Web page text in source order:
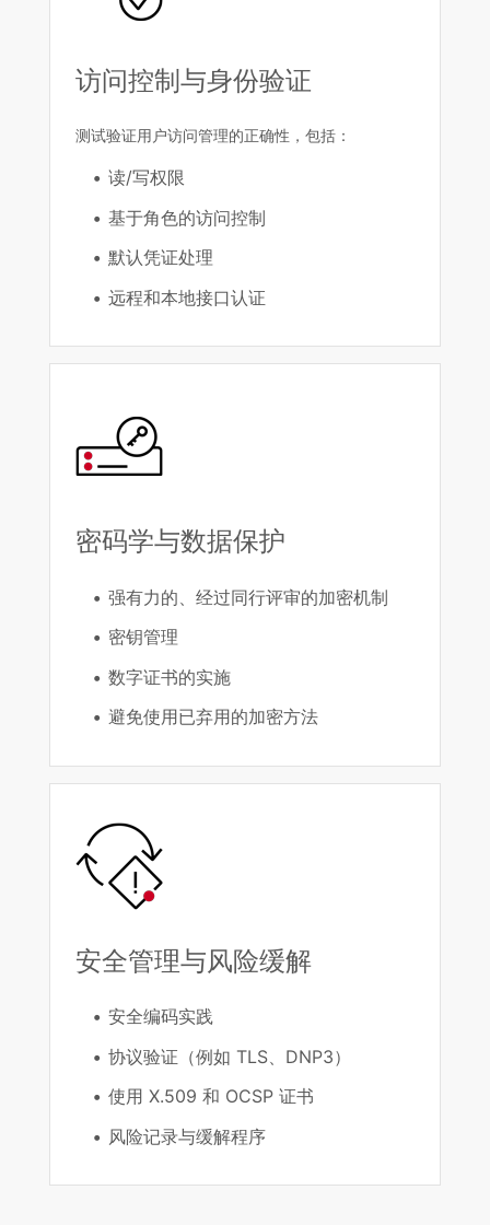
访问控制与身份验证
测试验证用户访问管理的正确性，包括：
读/写权限
基于角色的访问控制
默认凭证处理
远程和本地接口认证
密码学与数据保护
强有力的、经过同行评审的加密机制
密钥管理
数字证书的实施
避免使用已弃用的加密方法
安全管理与风险缓解
安全编码实践
协议验证（例如 TLS、DNP3）
使用 X.509 和 OCSP 证书
风险记录与缓解程序